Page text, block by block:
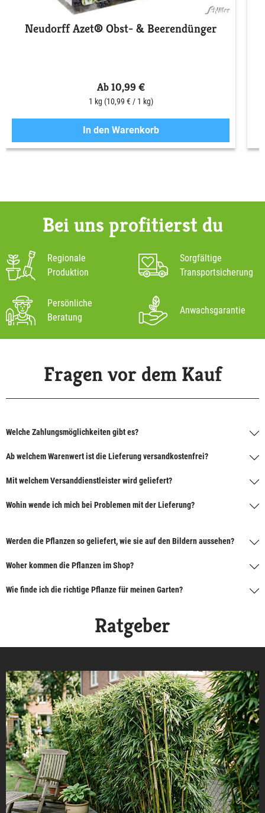
Neudorff Azet® Obst- & Beerendünger
Ab 10,99 €
1 kg (10,99 € / 1 kg)
In den Warenkorb
Bei uns profitierst du
Regionale
Produktion
Sorgfältige
Transportsicherung
Persönliche
Beratung
Anwachsgarantie
Fragen vor dem Kauf
Welche Zahlungsmöglichkeiten gibt es?
Ab welchem Warenwert ist die Lieferung versandkostenfrei?
Mit welchem Versanddienstleister wird geliefert?
Wohin wende ich mich bei Problemen mit der Lieferung?
Werden die Pflanzen so geliefert, wie sie auf den Bildern aussehen?
Woher kommen die Pflanzen im Shop?
Wie finde ich die richtige Pflanze für meinen Garten?
Ratgeber